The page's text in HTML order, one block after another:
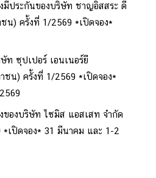
มีประกันของบริษัท ชาญอิสสระ ดี
น) ครั้งที่ 1/2569 *เปิดจอง*
ท ซุปเปอร์ เอนเนอร์ยี
ชน) ครั้งที่ 1/2569 *เปิดจอง*
ของบริษัท ไซมิส แอสเสท จำกัด
เปิดจอง* 31 มีนาคม และ 1-2